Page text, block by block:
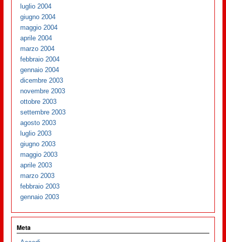
luglio 2004
giugno 2004
maggio 2004
aprile 2004
marzo 2004
febbraio 2004
gennaio 2004
dicembre 2003
novembre 2003
ottobre 2003
settembre 2003
agosto 2003
luglio 2003
giugno 2003
maggio 2003
aprile 2003
marzo 2003
febbraio 2003
gennaio 2003
Meta